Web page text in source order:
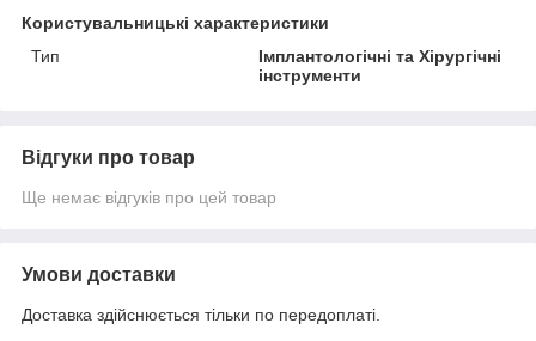
Користувальницькі характеристики
Тип
Імплантологічні та Хірургічні
інструменти
Відгуки про товар
Ще немає відгуків про цей товар
Умови доставки
Доставка здійснюється тільки по передоплаті.